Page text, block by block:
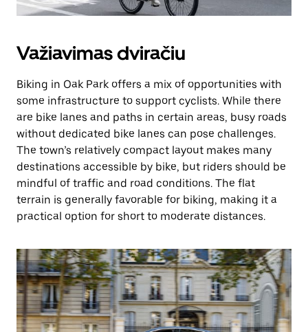
Važiavimas dviračiu
Biking in Oak Park offers a mix of opportunities with
some infrastructure to support cyclists. While there
are bike lanes and paths in certain areas, busy roads
without dedicated bike lanes can pose challenges.
The town’s relatively compact layout makes many
destinations accessible by bike, but riders should be
mindful of traffic and road conditions. The flat
terrain is generally favorable for biking, making it a
practical option for short to moderate distances.